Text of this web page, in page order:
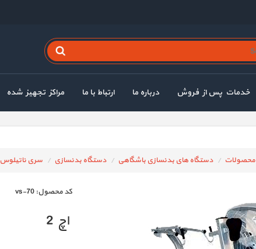
خدمات پس از فروش درباره ما ارتباط با ما مراکز تجهیز شده
محصولات دستگاه های بدنسازی باشگاهی دستگاه بدنسازی سری ناتیلوس
كد محصول: vs-70
اچ 2